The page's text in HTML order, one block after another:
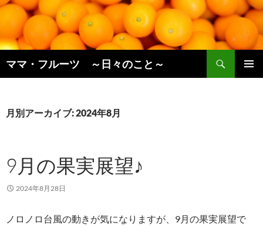
コ
テ
ン
ツ
へ
ッ
ママ・フルーツ ～日々のこと～
索
月別アーカイブ: 2024年8月
9月の果実展望♪
2024年8月28日
ノロノロ台風の動きが気になりますが、9月の果実展望で